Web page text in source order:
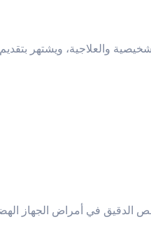
والعلاجية، ويشتهر
الدقيق في أمراض الجهاز